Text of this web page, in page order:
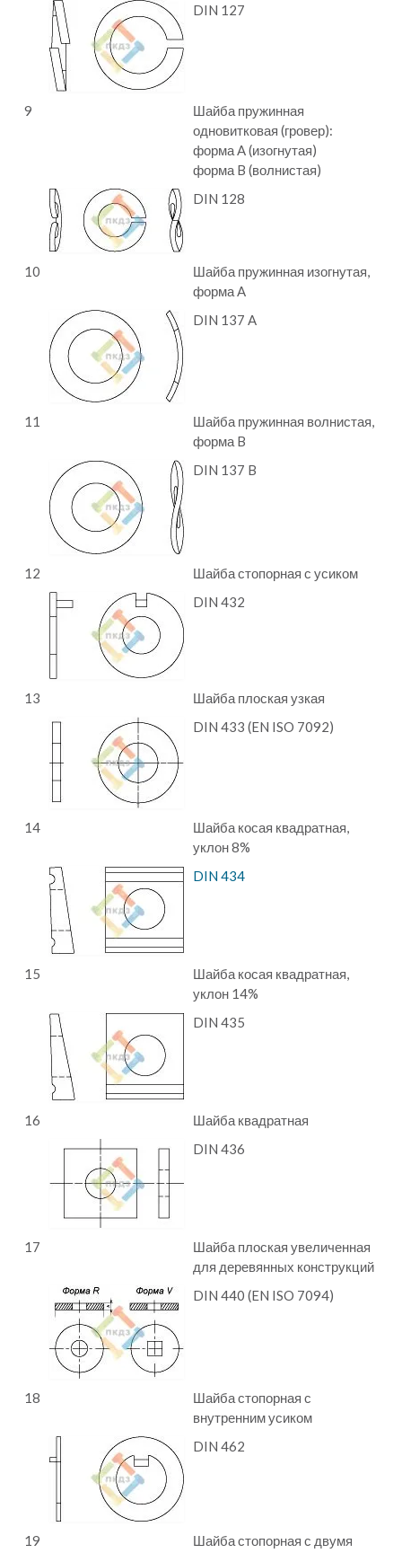
DIN 127
9
Шайба пружинная
одновитковая (гровер):
форма A (изогнутая)
форма B (волнистая)
DIN 128
10
Шайба пружинная изогнутая,
форма A
DIN 137 A
11
Шайба пружинная волнистая,
форма B
DIN 137 B
12
Шайба стопорная с усиком
DIN 432
13
Шайба плоская узкая
DIN 433 (EN ISO 7092)
14
Шайба косая квадратная,
уклон 8%
DIN 434
15
Шайба косая квадратная,
уклон 14%
DIN 435
16
Шайба квадратная
DIN 436
17
Шайба плоская увеличенная
для деревянных конструкций
DIN 440 (EN ISO 7094)
18
Шайба стопорная с
внутренним усиком
DIN 462
19
Шайба стопорная с двумя